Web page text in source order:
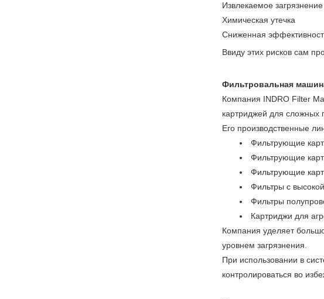
Извлекаемое загрязнение
Химическая утечка
Сниженная
Ввиду этих рисков сам
Фильтровальная
Компания INDRO Filter
картриджей для
Его производственные
Фильтрующие
Фильтрующие
Фильтрующие
Фильтры с
Фильтры
Картриджи для
Компания уделяет
уровнем загрязнения.
При использовании в
контролироваться во